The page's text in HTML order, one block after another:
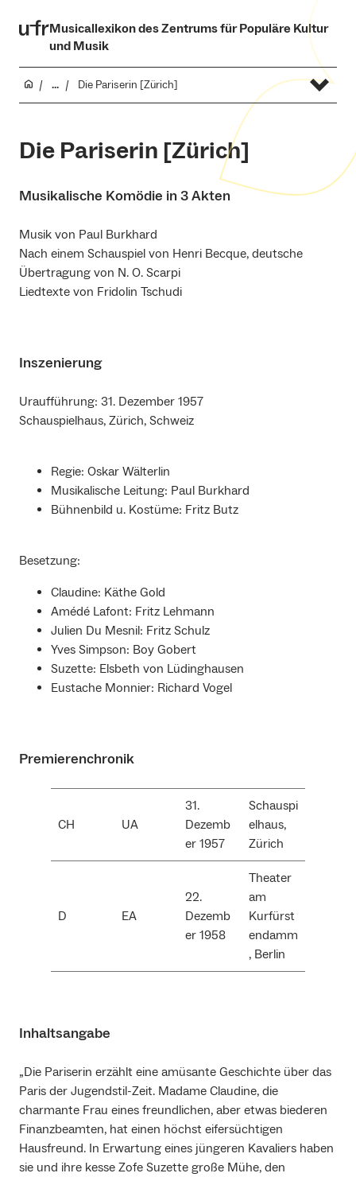
Musicallexikon des Zentrums für Populäre Kultur
und Musik
... Die Pariserin [Zürich]
Die Pariserin [Zürich]
Musikalische Komödie in 3 Akten
Musik von Paul Burkhard
Nach einem Schauspiel von Henri Becque, deutsche
Übertragung von N. O. Scarpi
Liedtexte von Fridolin Tschudi
Inszenierung
Uraufführung: 31. Dezember 1957
Schauspielhaus, Zürich, Schweiz
Regie: Oskar Wälterlin
Musikalische Leitung: Paul Burkhard
Bühnenbild u. Kostüme: Fritz Butz
Besetzung:
Claudine: Käthe Gold
Amédé Lafont: Fritz Lehmann
Julien Du Mesnil: Fritz Schulz
Yves Simpson: Boy Gobert
Suzette: Elsbeth von Lüdinghausen
Eustache Monnier: Richard Vogel
Premierenchronik
CH UA
31.
Dezemb
er 1957
Schauspi
elhaus,
Zürich
D EA
22.
Dezemb
er 1958
Theater
am
Kurfürst
endamm
, Berlin
Inhaltsangabe
„Die Pariserin erzählt eine amüsante Geschichte über das
Paris der Jugendstil-Zeit. Madame Claudine, die
charmante Frau eines freundlichen, aber etwas biederen
Finanzbeamten, hat einen höchst eifersüchtigen
Hausfreund. In Erwartung eines jüngeren Kavaliers haben
sie und ihre kesse Zofe Suzette große Mühe, den